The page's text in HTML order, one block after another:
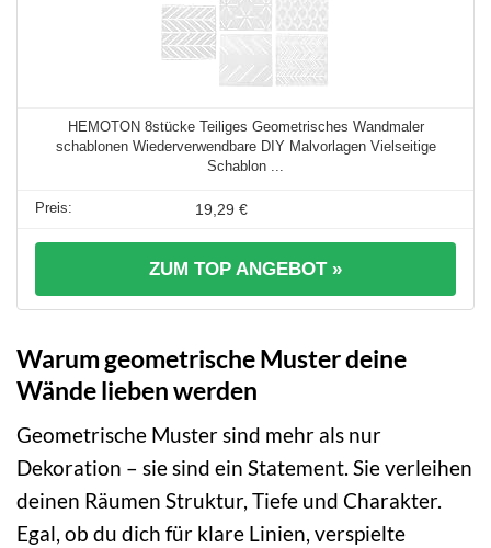
HEMOTON 8stücke Teiliges Geometrisches Wandmaler
schablonen Wiederverwendbare DIY Malvorlagen Vielseitige
Schablon ...
19,29 €
ZUM TOP ANGEBOT »
Warum geometrische Muster deine
Wände lieben werden
Geometrische Muster sind mehr als nur
Dekoration – sie sind ein Statement. Sie verleihen
deinen Räumen Struktur, Tiefe und Charakter.
Egal, ob du dich für klare Linien, verspielte